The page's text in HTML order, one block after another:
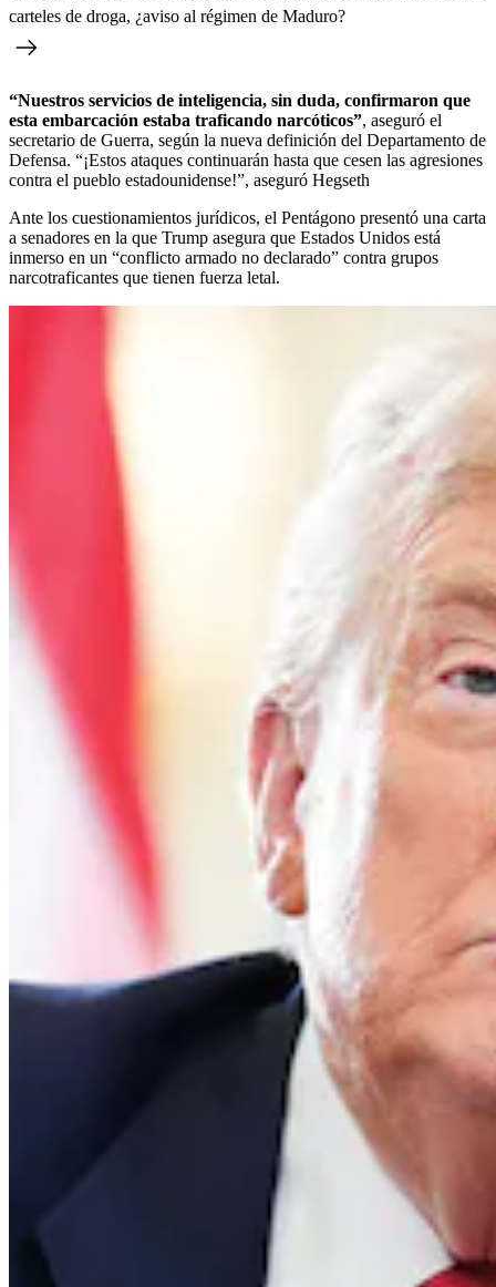
carteles de droga, ¿aviso al régimen de Maduro?
“Nuestros servicios de inteligencia, sin duda, confirmaron que
esta embarcación estaba traficando narcóticos”, aseguró el
secretario de Guerra, según la nueva definición del Departamento de
Defensa. “¡Estos ataques continuarán hasta que cesen las agresiones
contra el pueblo estadounidense!”, aseguró Hegseth
Ante los cuestionamientos jurídicos, el Pentágono presentó una carta
a senadores en la que Trump asegura que Estados Unidos está
inmerso en un “conflicto armado no declarado” contra grupos
narcotraficantes que tienen fuerza letal.